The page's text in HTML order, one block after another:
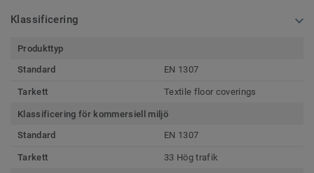
Klassificering
Produkttyp
Standard
EN 1307
Tarkett Textile floor coverings
Klassificering för kommersiell miljö
Standard
EN 1307
Tarkett 33 Hög trafik